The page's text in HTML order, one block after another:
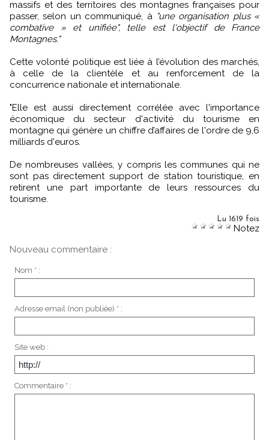
massifs et des territoires des montagnes françaises pour
passer, selon un communiqué, à "une organisation plus «
combative » et unifiée", telle est l'objectif de France
Montagnes."
Cette volonté politique est liée à l’évolution des marchés,
à celle de la clientèle et au renforcement de la
concurrence nationale et internationale.
"Elle est aussi directement corrélée avec l'importance
économique du secteur d'activité du tourisme en
montagne qui génère un chiffre d’affaires de l'ordre de 9,6
milliards d'euros.
De nombreuses vallées, y compris les communes qui ne
sont pas directement support de station touristique, en
retirent une part importante de leurs ressources du
tourisme.
Lu 1619 fois
Notez
Nouveau commentaire :
Nom * :
Adresse email (non publiée) * :
Site web :
Commentaire * :